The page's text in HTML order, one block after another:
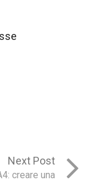
Next Post
creare una